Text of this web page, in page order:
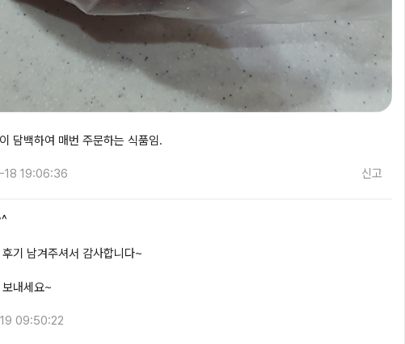
담백하여 매번 주문하는 식품임.
19:06:36 신고
기 남겨주셔서 감사합니다~
내세요~
09:50:22